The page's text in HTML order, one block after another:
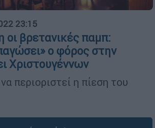
23:15
οι βρετανικές παμπ:
ο φόρος στην
Χριστουγέννων
περιοριστεί η πίεση του